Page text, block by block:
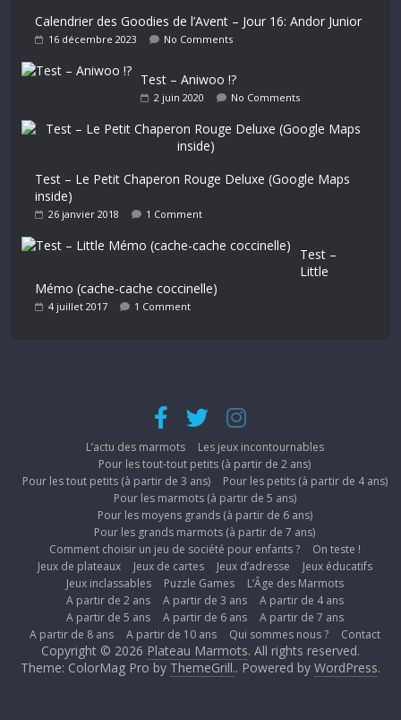
Calendrier des Goodies de l’Avent – Jour 16: Andor Junior
16 décembre 2023 No Comments
Test – Aniwoo !?
2 juin 2020 No Comments
Test – Le Petit Chaperon Rouge Deluxe (Google Maps
inside)
26 janvier 2018 1 Comment
Test –
Little
Mémo (cache-cache coccinelle)
4 juillet 2017 1 Comment
L’actu des marmots
Les jeux incontournables
Pour les tout-tout petits (à partir de 2 ans)
Pour les tout petits (à partir de 3 ans)
Pour les petits (à partir de 4 ans)
Pour les marmots (à partir de 5 ans)
Pour les moyens grands (à partir de 6 ans)
Pour les grands marmots (à partir de 7 ans)
Comment choisir un jeu de société pour enfants ?
On teste !
Jeux de plateaux
Jeux de cartes Jeux d’adresse
Jeux éducatifs
Jeux inclassables
Puzzle Games
L’Âge des Marmots
A partir de 2 ans
A partir de 3 ans
A partir de 4 ans
A partir de 5 ans
A partir de 6 ans
A partir de 7 ans
A partir de 8 ans
A partir de 10 ans Qui sommes nous ? Contact
Copyright © 2026 Plateau Marmots. All rights reserved.
Theme: ColorMag Pro by ThemeGrill.. Powered by WordPress.